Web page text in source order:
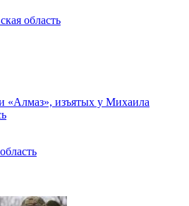
область
изъятых у Михаила